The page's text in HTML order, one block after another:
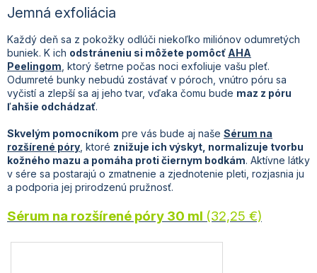
Jemná exfoliácia
Každý deň sa z pokožky odlúči niekoľko miliónov odumretých
buniek. K ich odstráneniu si môžete pomôcť AHA
Peelingom , ktorý šetrne počas noci exfoliuje vašu pleť.
Odumreté bunky nebudú zostávať v póroch, vnútro póru sa
vyčistí a zlepší sa aj jeho tvar, vďaka čomu bude maz z póru
ľahšie odchádzať.
Skvelým pomocníkom pre vás bude aj naše Sérum na
rozšírené póry , ktoré znižuje ich výskyt, normalizuje tvorbu
kožného mazu a pomáha proti čiernym bodkám. Aktívne látky
v sére sa postarajú o zmatnenie a zjednotenie pleti, rozjasnia ju
a podporia jej prirodzenú pružnosť.
Sérum na rozšírené póry 30 ml (32,25 €)